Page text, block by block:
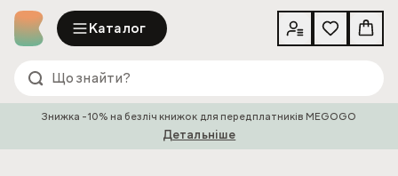
Каталог
Знижка -10% на безліч книжок для передплатників MEGOGO
Детальніше